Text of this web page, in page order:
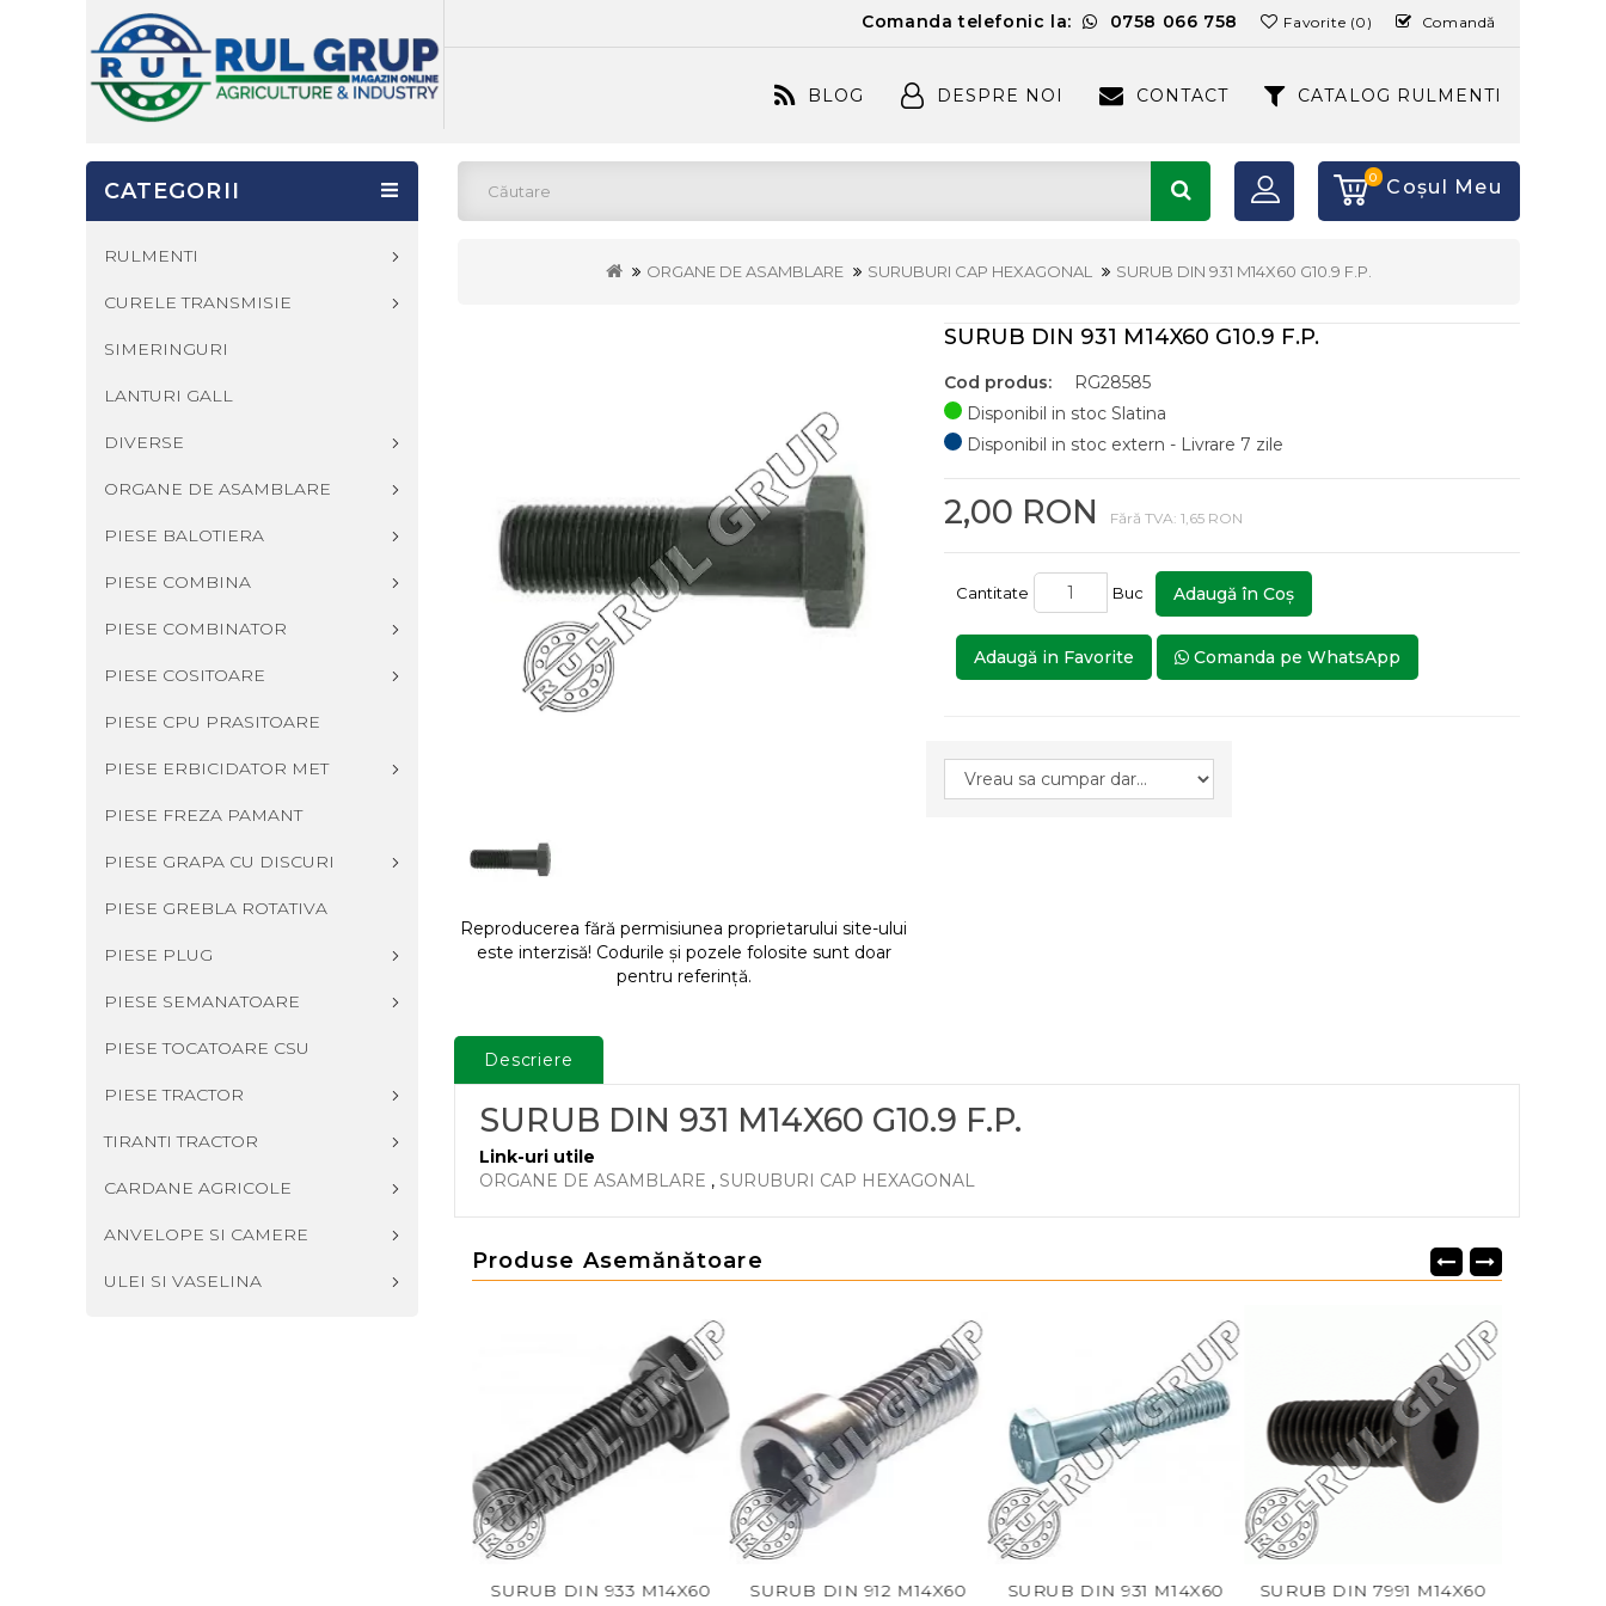
Comanda telefonic la: 0758 066 758 Favorite (0) Comandă
BLOG DESPRE NOI CONTACT CATALOG RULMENTI
0 Coşul Meu
ORGANE DE ASAMBLARE SURUBURI CAP HEXAGONAL SURUB DIN 931 M14X60 G10.9 F.P.
CATEGORII
RULMENTI
CURELE TRANSMISIE
SIMERINGURI
LANTURI GALL
DIVERSE
ORGANE DE ASAMBLARE
PIESE BALOTIERA
PIESE COMBINA
PIESE COMBINATOR
PIESE COSITOARE
PIESE CPU PRASITOARE
PIESE ERBICIDATOR MET
PIESE FREZA PAMANT
PIESE GRAPA CU DISCURI
PIESE GREBLA ROTATIVA
PIESE PLUG
PIESE SEMANATOARE
PIESE TOCATOARE CSU
PIESE TRACTOR
TIRANTI TRACTOR
CARDANE AGRICOLE
ANVELOPE SI CAMERE
ULEI SI VASELINA
Reproducerea fără permisiunea proprietarului site-ului
este interzisă! Codurile și pozele folosite sunt doar
pentru referință.
SURUB DIN 931 M14X60 G10.9 F.P.
Cod produs:
RG28585
Disponibil in stoc Slatina
Disponibil in stoc extern - Livrare 7 zile
2,00 RON Fără TVA: 1,65 RON
Cantitate Buc Adaugă în Coş
Adaugă in Favorite Comanda pe WhatsApp
Descriere
SURUB DIN 931 M14X60 G10.9 F.P.
Link-uri utile
ORGANE DE ASAMBLARE , SURUBURI CAP HEXAGONAL
Produse Asemănătoare
SURUB DIN 933 M14X60
SURUB DIN 912 M14X60
SURUB DIN 931 M14X60
SURUB DIN 7991 M14X60
SURUB DIN